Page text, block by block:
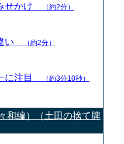
せかけ （約2分）
い （約2分）
に注目 （約3分10秒）
和編）（土田の捨て牌